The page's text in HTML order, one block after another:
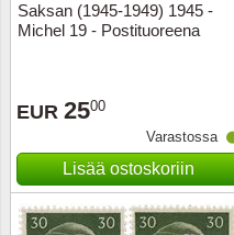
Saksan (1945-1949) 1945 -
Michel 19 - Postituoreena
EUR 2500
Varastossa
Lisää ostoskoriin